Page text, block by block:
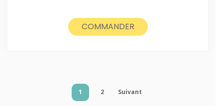
était :
3990€.
est :
3690€.
COMMANDER
1 2 Suivant